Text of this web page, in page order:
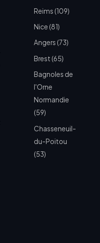
Reims (109)
Nice (81)
Angers (73)
Brest (65)
Bagnoles de
l'Orne
Normandie
(59)
Chasseneuil-
du-Poitou
(53)